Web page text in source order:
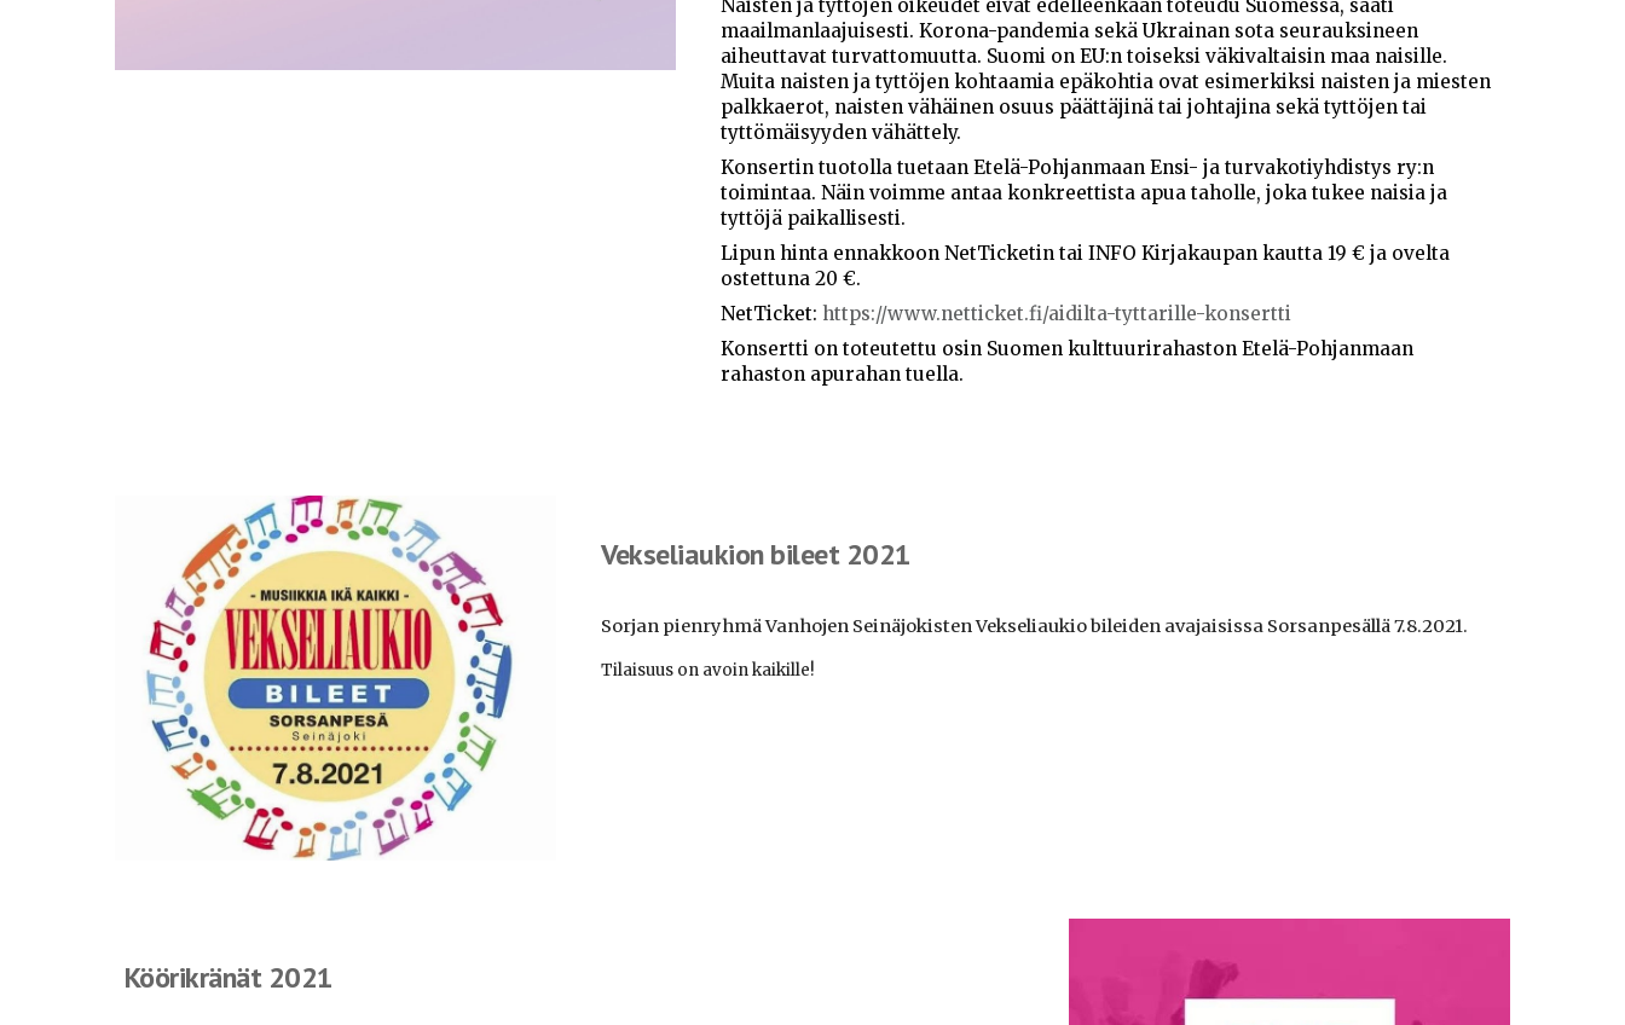
Naisten ja tyttöjen oikeudet eivät edelleenkään toteudu Suomessa, saati
maailmanlaajuisesti. Korona-pandemia sekä Ukrainan sota seurauksineen
aiheuttavat turvattomuutta. Suomi on EU:n toiseksi väkivaltaisin maa naisille.
Muita naisten ja tyttöjen kohtaamia epäkohtia ovat esimerkiksi naisten ja miesten
palkkaerot, naisten vähäinen osuus päättäjinä tai johtajina sekä tyttöjen tai
tyttömäisyyden vähättely.
Konsertin tuotolla tuetaan Etelä-Pohjanmaan Ensi- ja turvakotiyhdistys ry:n
toimintaa. Näin voimme antaa konkreettista apua taholle, joka tukee naisia ja
tyttöjä paikallisesti.
Lipun hinta ennakkoon NetTicketin tai INFO Kirjakaupan kautta 19 € ja ovelta
ostettuna 20 €.
NetTicket:https://www.netticket.fi/aidilta-tyttarille-konsertti
Konsertti on toteutettu osin Suomen kulttuurirahaston Etelä-Pohjanmaan
rahaston apurahan tuella.
Vekseliaukion bileet 2021
Sorjan pienryhmä Vanhojen Seinäjokisten Vekseliaukio bileiden avajaisissa Sorsanpesällä 7.8.2021.
Tilaisuus on avoin kaikille!
Köörikränät 2021